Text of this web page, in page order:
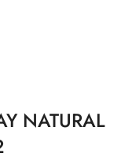
NATURAL